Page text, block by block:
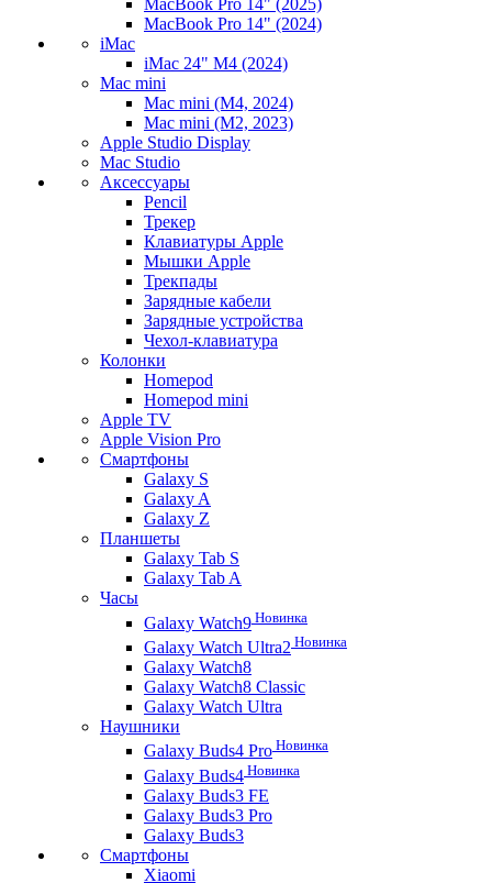
MacBook Pro 14" (2025)
MacBook Pro 14" (2024)
iMac
iMac 24" M4 (2024)
Mac mini
Mac mini (M4, 2024)
Mac mini (M2, 2023)
Apple Studio Display
Mac Studio
Аксессуары
Pencil
Трекер
Клавиатуры Apple
Мышки Apple
Трекпады
Зарядные кабели
Зарядные устройства
Чехол-клавиатура
Колонки
Homepod
Homepod mini
Apple TV
Apple Vision Pro
Смартфоны
Galaxy S
Galaxy A
Galaxy Z
Планшеты
Galaxy Tab S
Galaxy Tab A
Часы
Galaxy Watch9 Новинка
Galaxy Watch Ultra2 Новинка
Galaxy Watch8
Galaxy Watch8 Classic
Galaxy Watch Ultra
Наушники
Galaxy Buds4 Pro Новинка
Galaxy Buds4 Новинка
Galaxy Buds3 FE
Galaxy Buds3 Pro
Galaxy Buds3
Смартфоны
Xiaomi